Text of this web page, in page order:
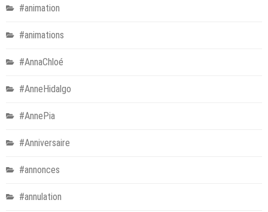
#animation
#animations
#AnnaChloé
#AnneHidalgo
#AnnePia
#Anniversaire
#annonces
#annulation